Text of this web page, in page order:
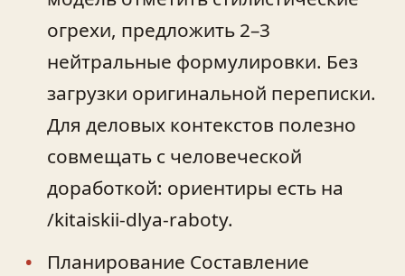
огрехи, предложить 2–3
нейтральные формулировки. Без
загрузки оригинальной переписки.
Для деловых контекстов полезно
совмещать с человеческой
доработкой: ориентиры есть на
/kitaiskii-dlya-raboty.
Планирование Составление